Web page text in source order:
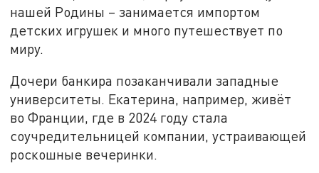
нашей Родины – занимается импортом
детских игрушек и много путешествует по
миру.
Дочери банкира позаканчивали западные
университеты. Екатерина, например, живёт
во Франции, где в 2024 году стала
соучредительницей компании, устраивающей
роскошные вечеринки.